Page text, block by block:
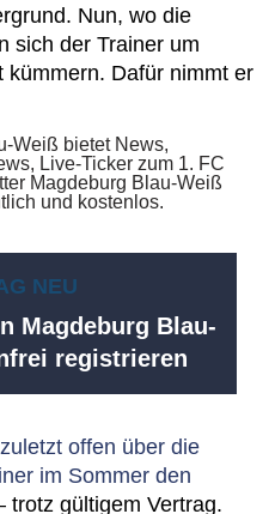
Nun, wo die
sich der Trainer um
Dafür nimmt er
NEU
Magdeburg Blau-
registrieren
offen über die
im Sommer den
trotz gültigem Vertrag.